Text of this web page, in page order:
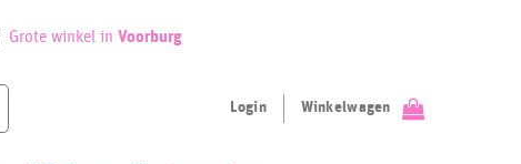
Grote winkel in Voorburg
Login Winkelwagen